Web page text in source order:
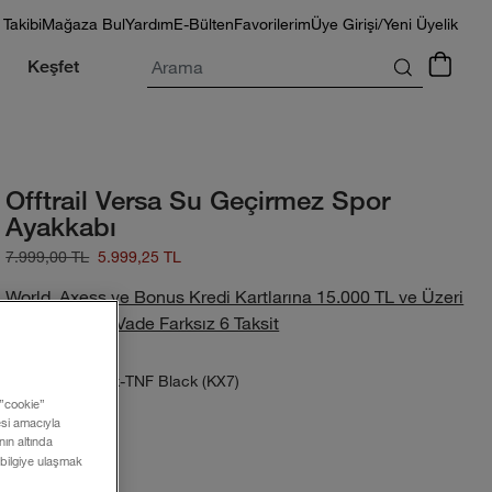
Mağaza BulYardımE-BültenFavorilerimÜye Girişi/Yeni Üyelik
Keşfet Arama
Offtrail Versa Su Geçirmez Spor
Ayakkabı
5.999,25 TL
7.999,00 TL
World, Axess ve Bonus Kredi Kartlarına 15.000 TL ve Üzeri
Alışverişlerde Vade Farksız 6 Taksit
TNF Black-TNF Black (KX7)
Beden:
amacıyla
altında
ulaşmak